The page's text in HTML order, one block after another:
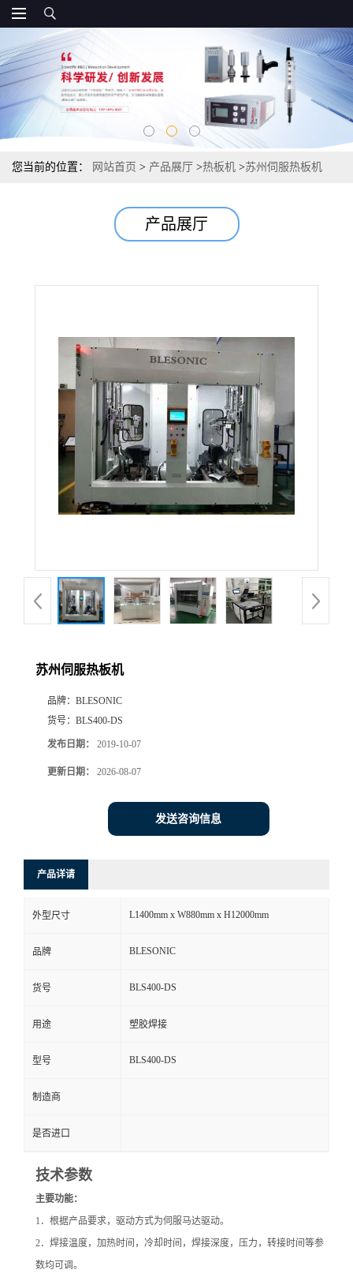
您当前的位置： 网站首页 > 产品展厅 >热板机 >苏州伺服热板机
产品展厅
苏州伺服热板机
品牌： BLESONIC
货号： BLS400-DS
发布日期： 2019-10-07
更新日期： 2026-08-07
发送咨询信息
产品详请
外型尺寸 L1400mm x W880mm x H12000mm
品牌 BLESONIC
货号 BLS400-DS
用途 塑胶焊接
型号 BLS400-DS
制造商
是否进口
技术参数
主要功能：
1．根据产品要求，驱动方式为伺服马达驱动。
2．焊接温度，加热时间，冷却时间，焊接深度，压力，转接时间等参
数均可调。